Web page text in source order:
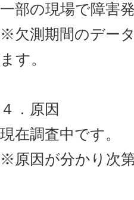
一部の現場で障害
※欠測期間のデー
ます。
４．原因
現在調査中です。
※原因が分かり次